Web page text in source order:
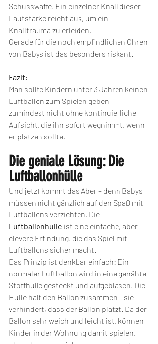
Schusswaffe. Ein einzelner Knall dieser
Lautstärke reicht aus, um ein
Knalltrauma zu erleiden.
Gerade für die noch empfindlichen Ohren
von Babys ist das besonders riskant.
Fazit:
Man sollte Kindern unter 3 Jahren keinen
Luftballon zum Spielen geben –
zumindest nicht ohne kontinuierliche
Aufsicht, die ihn sofort wegnimmt, wenn
er platzen sollte.
Die geniale Lösung: Die
Luftballonhülle
Und jetzt kommt das Aber – denn Babys
müssen nicht gänzlich auf den Spaß mit
Luftballons verzichten. Die
Luftballonhülle ist eine einfache, aber
clevere Erfindung, die das Spiel mit
Luftballons sicher macht.
Das Prinzip ist denkbar einfach: Ein
normaler Luftballon wird in eine genähte
Stoffhülle gesteckt und aufgeblasen. Die
Hülle hält den Ballon zusammen – sie
verhindert, dass der Ballon platzt. Da der
Ballon sehr weich und leicht ist, können
Kinder in der Wohnung damit spielen,